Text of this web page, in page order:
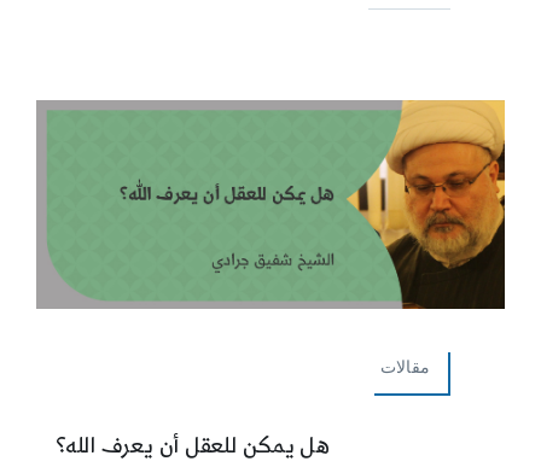
مقالات
هل يمكن للعقل أن يعرف الله؟